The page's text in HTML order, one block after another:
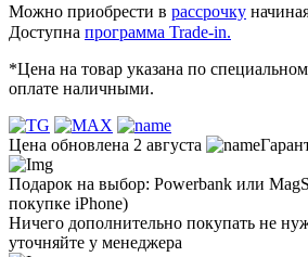
Можно приобрести в рассрочку
Доступна программа Trade-in.
*Цена на товар указана по
оплате наличными.
Цена обновлена 2 августа
Подарок на выбор: Powerbank или
покупке iPhone)
Ничего дополнительно покупать не
уточняйте у менеджера